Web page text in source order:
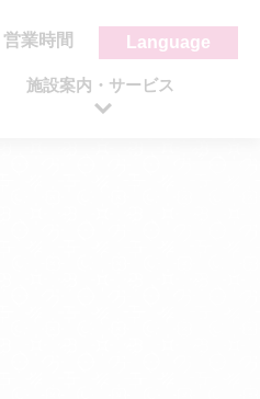
営業時間 Language
施設案内・サービス